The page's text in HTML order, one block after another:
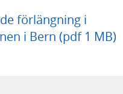
förlängning i
i Bern (pdf 1 MB)